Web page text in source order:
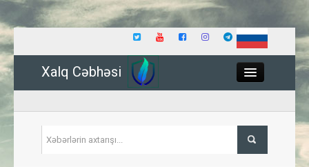
Xalq Cəbhəsi